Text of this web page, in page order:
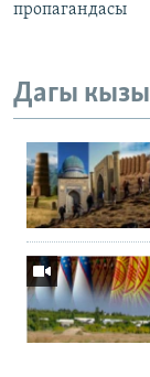
пропагандасы
Дагы